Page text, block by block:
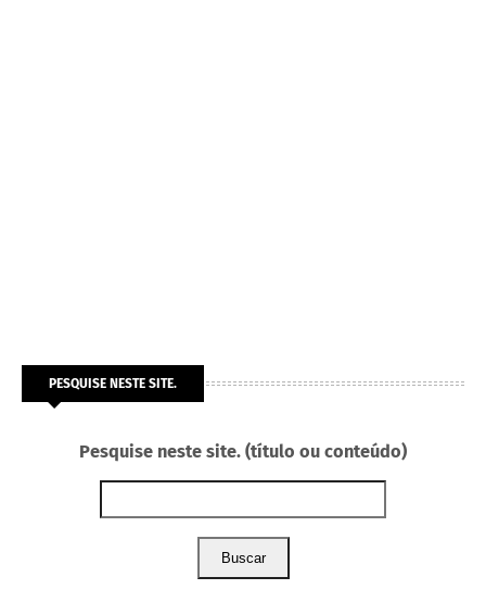
PESQUISE NESTE SITE.
Pesquise neste site. (título ou conteúdo)
Buscar